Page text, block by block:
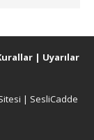
| Uyarılar
| SesliCadde